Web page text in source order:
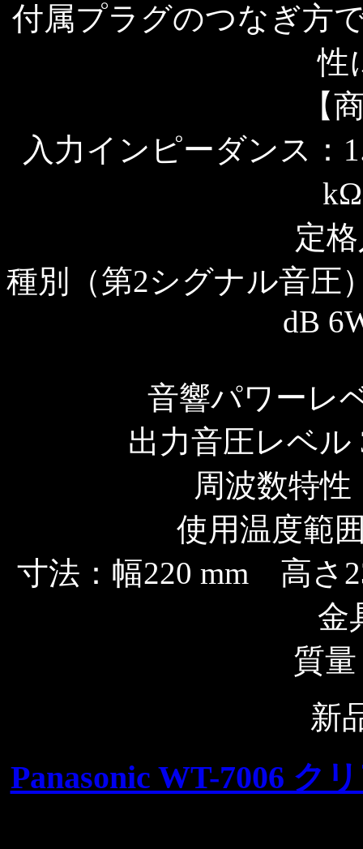
付属プラグのつなぎ方
性
【
入力インピーダンス：
定
種別（第2シグナル音圧
dB
音響パワーレ
出力音圧レベル
周波数特性
使用温度範
寸法：幅220 mm 高さ
金
質
新
Panasonic WT-7006